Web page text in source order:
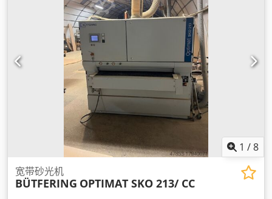
1 /8
宽带砂光机
BÜTFERING OPTIMAT SKO 213/ CC